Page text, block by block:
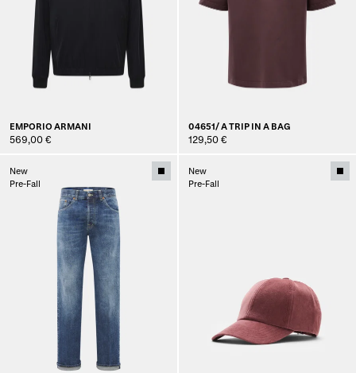
EMPORIO ARMANI
569,00 €
04651/ A TRIP IN A BAG
129,50 €
New
Pre-Fall
New
Pre-Fall